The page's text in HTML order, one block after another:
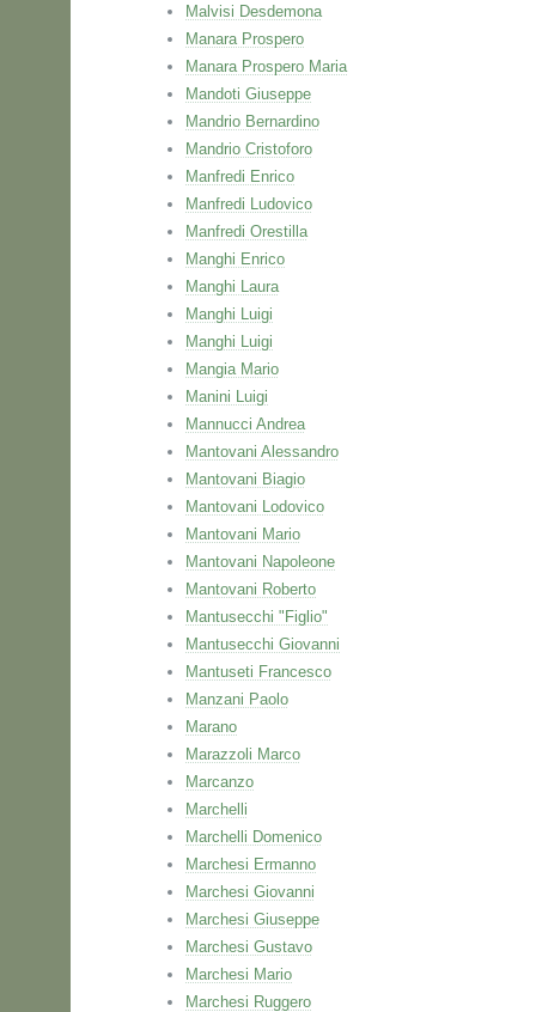
Malvisi Desdemona
Manara Prospero
Manara Prospero Maria
Mandoti Giuseppe
Mandrio Bernardino
Mandrio Cristoforo
Manfredi Enrico
Manfredi Ludovico
Manfredi Orestilla
Manghi Enrico
Manghi Laura
Manghi Luigi
Manghi Luigi
Mangia Mario
Manini Luigi
Mannucci Andrea
Mantovani Alessandro
Mantovani Biagio
Mantovani Lodovico
Mantovani Mario
Mantovani Napoleone
Mantovani Roberto
Mantusecchi "Figlio"
Mantusecchi Giovanni
Mantuseti Francesco
Manzani Paolo
Marano
Marazzoli Marco
Marcanzo
Marchelli
Marchelli Domenico
Marchesi Ermanno
Marchesi Giovanni
Marchesi Giuseppe
Marchesi Gustavo
Marchesi Mario
Marchesi Ruggero